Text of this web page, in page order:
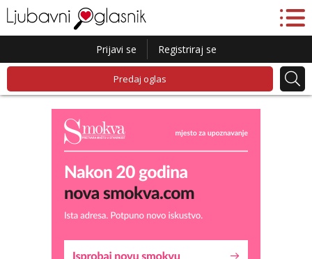
Prijavi se Registriraj se
Predaj oglas